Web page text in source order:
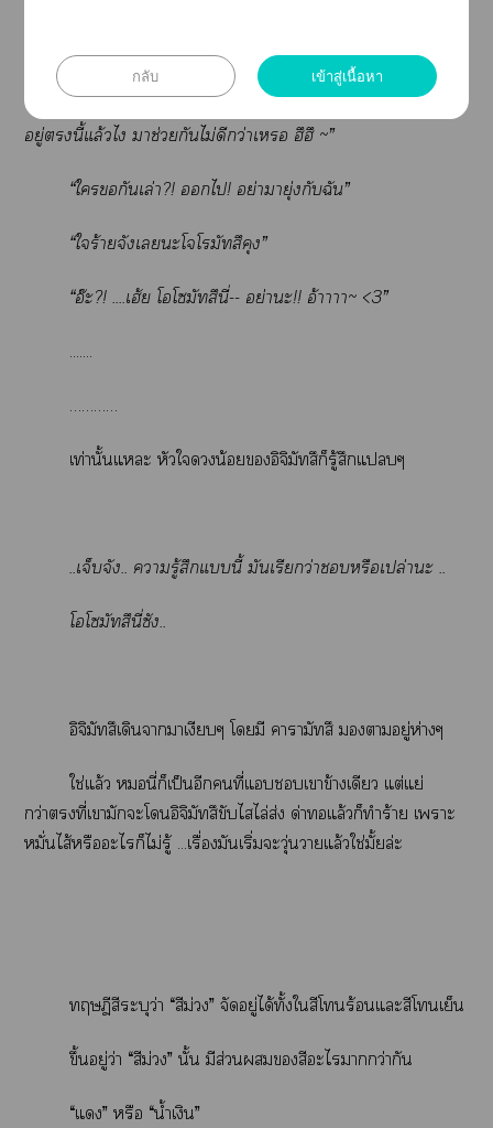
“..น่านะ แฟปปี้มัทสึ ะแช่วยตัวเอยู่อีกทำไมล่ะ นี่ซังก็
อยู่นี้แล้วไ าช่วยกันไม่ดีกว่าเ ฮึฮึ~”
“ใขอกันเล่า?! ไ! อย่ามายุ่งกับฉัน”
“ใร้ายจังเะโจโรมัทสึคุง”
“อ๊ะ?! ....เฮ้ย โโซมัทสึนี่-- อย่าะ!! อ้าาาา~ <3”
.......
…………
เท่านั้นแะ หัวใน้อยอิจิมัทสึก็รู้สึกแๆ
..เจ็บจัง.. ารู้สึกแนี้ มันเรียกว่าหรือเปล่าะ ..
โโซมัทสึนี่ซัง..
อิจิมัทสึเดินาาเงียบๆ โมี ารามัทสึ าอยู่ห่างๆ
ใช่แล้ว หมอนี่ก็เป็นอีกคนที่แเาข้างเดียว แต่แย่
กว่าที่เามักะโอิจิมัทสึขับไไล่ส่ง ด่าทอแล้วก็ทำร้าย เาะ
หมั่นไส้หรือะไก็ไม่รู้ ...เรื่องมันเริ่มะวุ่นวายแล้วใช่มั้ยล่ะ
ทฤษฎีสีระบุว่า “สีม่วง” จัดอยู่ได้ทั้งใสีโทนร้อนแะสีโทนเย็น
ขึ้นอยู่ว่า “สีม่วง” นั้น มีส่วนสีะไากว่ากัน
“แ” หรือ “น้ำเงิน”
กลับ เข้าสู่เนื้อหา